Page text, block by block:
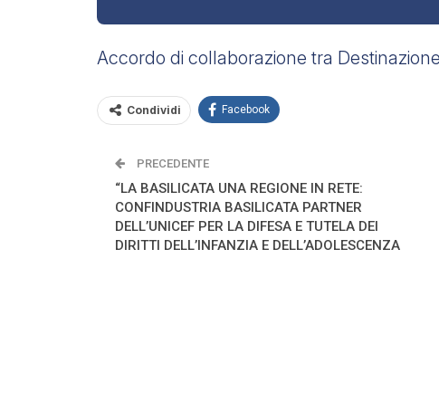
Accordo di collaborazione tra
Condividi Facebook
PRECEDENTE
“LA BASILICATA UNA REGIONE IN RETE:
CONFINDUSTRIA BASILICATA PARTNER
DELL’UNICEF PER LA DIFESA E TUTELA DEI
DIRITTI DELL’INFANZIA E DELL’ADOLESCENZA